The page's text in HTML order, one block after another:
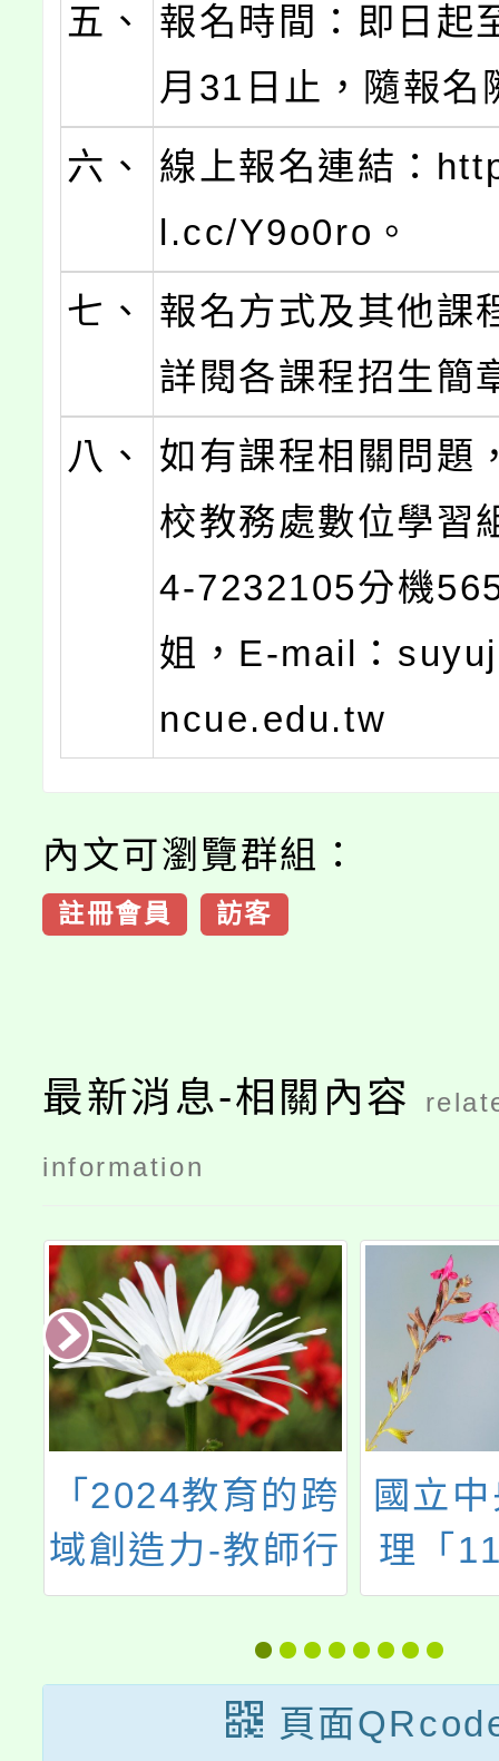
五、
報名時間：即日起
月31日止，隨報名
六、
線上報名連結：
l.cc/Y9o0ro。
七、
報名方式及其他課
詳閱各課程招生簡
八、
如有課程相關問題
校教務處數位學習
4-7232105分機
姐，E-mail：
ncue.edu.tw
內文可瀏覽群組：
註冊會員 訪客
最新消息-相關內容
information
「2024教育的跨
域創造力-教師行
動研究計畫」
國立
理「
中小
客語
研習
頁面